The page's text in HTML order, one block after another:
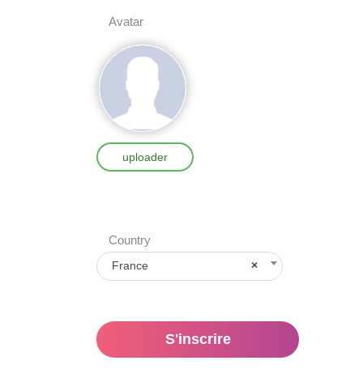
Avatar
uploader
Country
×
France